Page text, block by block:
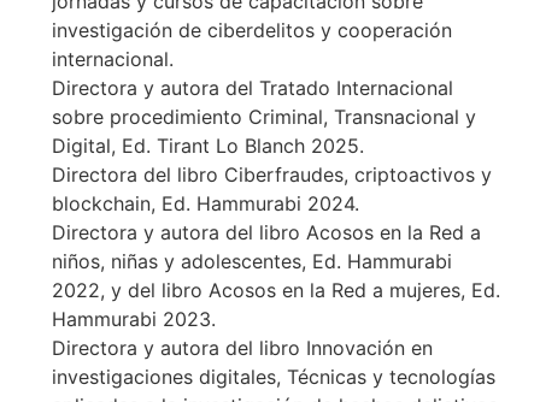
investigación de ciberdelitos y cooperación
internacional.
Directora y autora del Tratado Internacional
sobre procedimiento Criminal, Transnacional y
Digital, Ed. Tirant Lo Blanch 2025.
Directora del libro Ciberfraudes, criptoactivos y
blockchain, Ed. Hammurabi 2024.
Directora y autora del libro Acosos en la Red a
niños, niñas y adolescentes, Ed. Hammurabi
2022, y del libro Acosos en la Red a mujeres, Ed.
Hammurabi 2023.
Directora y autora del libro Innovación en
investigaciones digitales, Técnicas y tecnologías